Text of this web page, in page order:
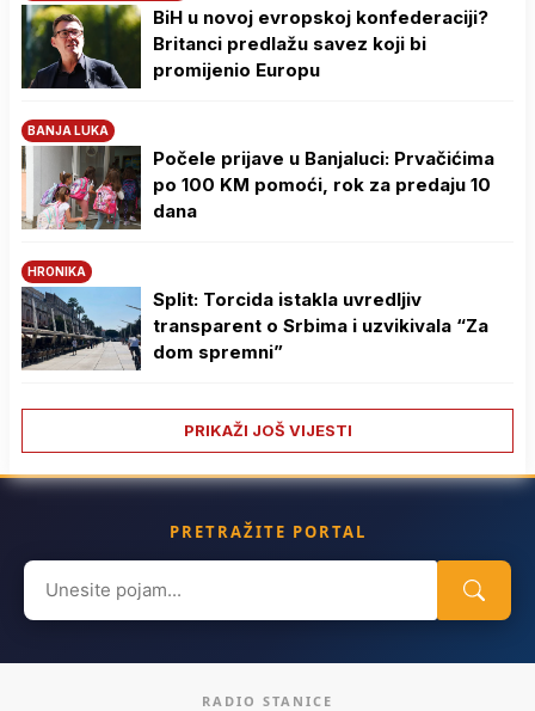
BiH u novoj evropskoj konfederaciji?
Britanci predlažu savez koji bi
promijenio Europu
BANJA LUKA
Počele prijave u Banjaluci: Prvačićima
po 100 KM pomoći, rok za predaju 10
dana
HRONIKA
Split: Torcida istakla uvredljiv
transparent o Srbima i uzvikivala “Za
dom spremni”
PRIKAŽI JOŠ VIJESTI
PRETRAŽITE PORTAL
Search
for:
RADIO STANICE